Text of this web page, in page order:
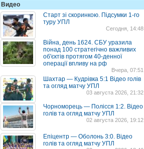
Видео
Старт зі скоринкою. Підсумки 1-го
туру УПЛ
Сегодня, 14:48
Війна, день 1624. СБУ уразила
понад 100 стратегічно важливих
об'єктів протягом 40-денної
операції впливу на рф
Вчера, 07:51
Шахтар — Кудрівка 5:1 Відео голів
та огляд матчу УПЛ
03 августа 2026, 21:32
Чорноморець — Полісся 1:2. Відео
голів та огляд матчу УПЛ
02 августа 2026, 19:12
Епіцентр — Оболонь 3:0. Відео
голів та огляд матчу УПЛ